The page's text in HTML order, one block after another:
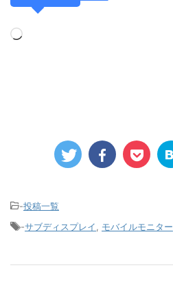
-投稿一覧
-サブディスプレイ モバイルモニター